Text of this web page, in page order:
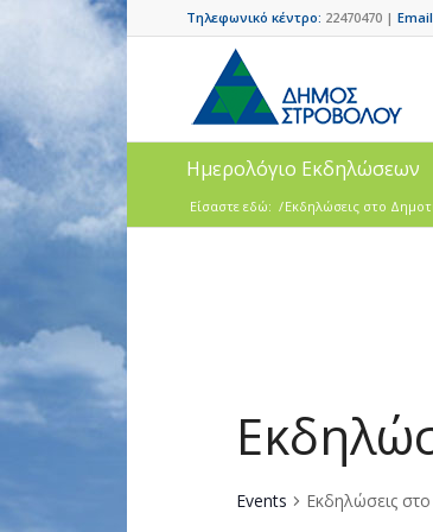
Τηλεφωνικό κέντρο: 22470470 |
Ημερολόγιο Εκδηλώσεων
Είσαστε εδώ: /Εκδηλώσεις στο
Events Εκδηλώσεις